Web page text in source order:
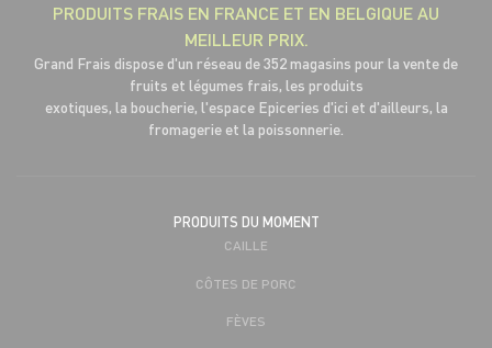
PRODUITS FRAIS EN FRANCE ET EN BELGIQUE AU
MEILLEUR PRIX.
Grand Frais dispose d'un réseau de 352 magasins pour la vente de
fruits et légumes frais, les produits
exotiques, la boucherie, l'espace Epiceries d'ici et d'ailleurs, la
fromagerie et la poissonnerie.
PRODUITS DU MOMENT
CAILLE
CÔTES DE PORC
FÈVES